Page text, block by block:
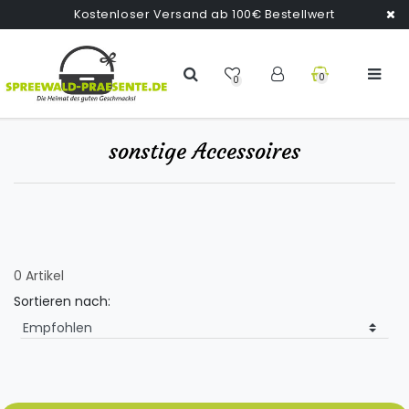
Kostenloser Versand ab 100€ Bestellwert
0 0
sonstige Accessoires
0 Artikel
Sortieren nach: